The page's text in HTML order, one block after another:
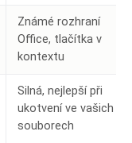
Známé rozhraní
Office, tlačítka v
kontextu
Silná, nejlepší při
ukotvení ve vašich
souborech